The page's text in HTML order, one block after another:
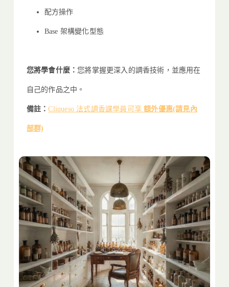
配方操作
Base 架構變化型態
您將學會什麼：您將掌握更深入的調香技術，並應用在
自己的作品之中。
備註：Cliqueso 法式調香課學員可享額外優惠(請見內
部群)